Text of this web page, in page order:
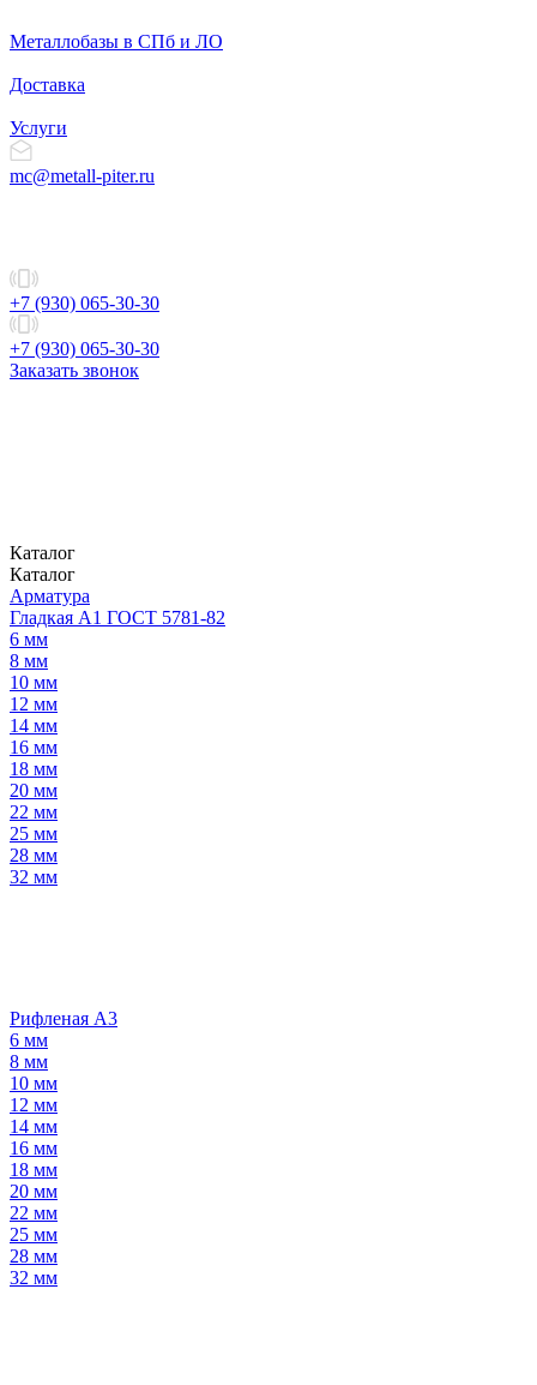
Металлобазы в СПб и ЛО
Доставка
Услуги
mc@metall-piter.ru
+7 (930) 065-30-30
+7 (930) 065-30-30
Заказать звонок
Каталог
Каталог
Арматура
Гладкая А1 ГОСТ 5781-82
6 мм
8 мм
10 мм
12 мм
14 мм
16 мм
18 мм
20 мм
22 мм
25 мм
28 мм
32 мм
Рифленая А3
6 мм
8 мм
10 мм
12 мм
14 мм
16 мм
18 мм
20 мм
22 мм
25 мм
28 мм
32 мм